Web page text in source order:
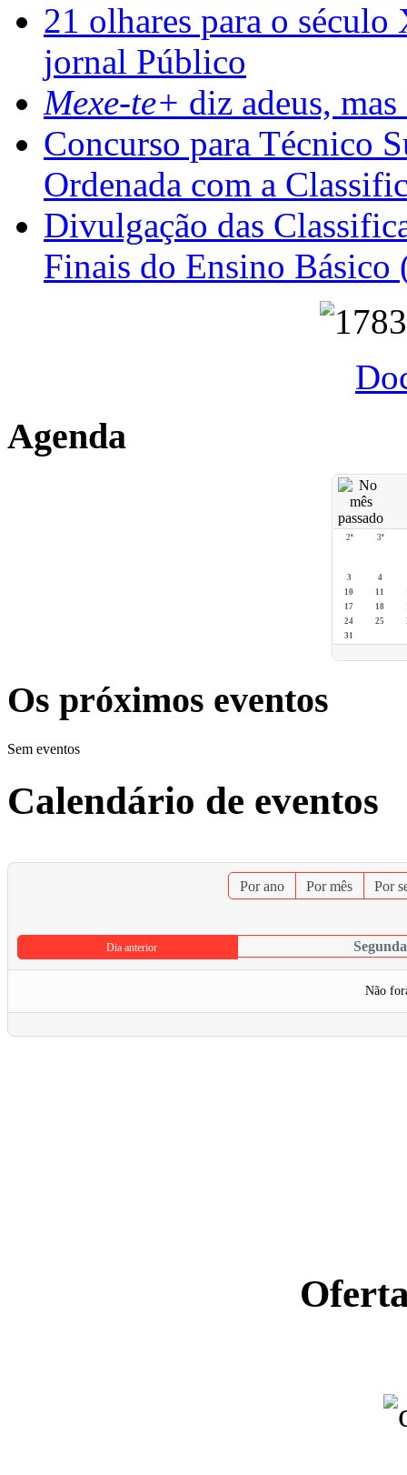
21 olhares para o
jornal Público
Mexe-te+ diz adeus,
Concurso para Técnico
Ordenada com a
Divulgação das
Finais do Ensino Básico
Agenda
2ª 3ª
3
4
10
11
17
18
24
25
31
Os próximos eventos
Sem eventos
Calendário de eventos
Por ano Por mês Por
Dia anterior
Não